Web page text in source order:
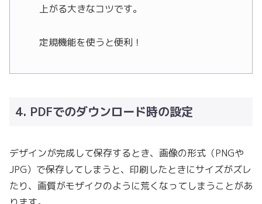
上がる大きなコツです。
定規機能を使うと便利！
4. PDFでのダウンロード時の設定
デザインが完成して保存するとき、画像の形式（PNGや
JPG）で保存してしまうと、印刷したときにサイズがズレ
たり、画質がモザイクのように荒くなってしまうことがあ